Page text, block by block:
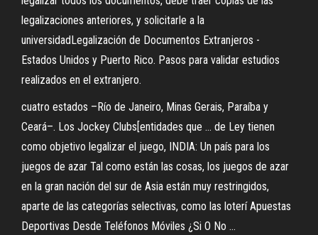
legalizaciones anteriores, y solicitarle a la
universidadLegalización de Documentos Extranjeros -
Estados Unidos y Puerto Rico. Pasos para validar estudios
realizados en el extranjero.
cuatro estados –Río de Janeiro, Minas Gerais, Paraíba y
Ceará–. Los Jockey Clubs[entidades que ... de Ley tienen
como objetivo legalizar el juego, INDIA: Un país para los
juegos de azar Tal como están las cosas, los juegos de azar
en la gran nación del sur de Asia están muy restringidos,
aparte de las categorías selectivas, como las loterí Apuestas
Deportivas Desde Teléfonos Móviles ¿Si O No ...